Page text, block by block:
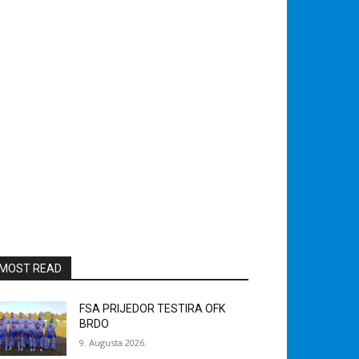
READ
FSA PRIJEDOR TESTIRA OFK
BRDO
9. Augusta 2026.